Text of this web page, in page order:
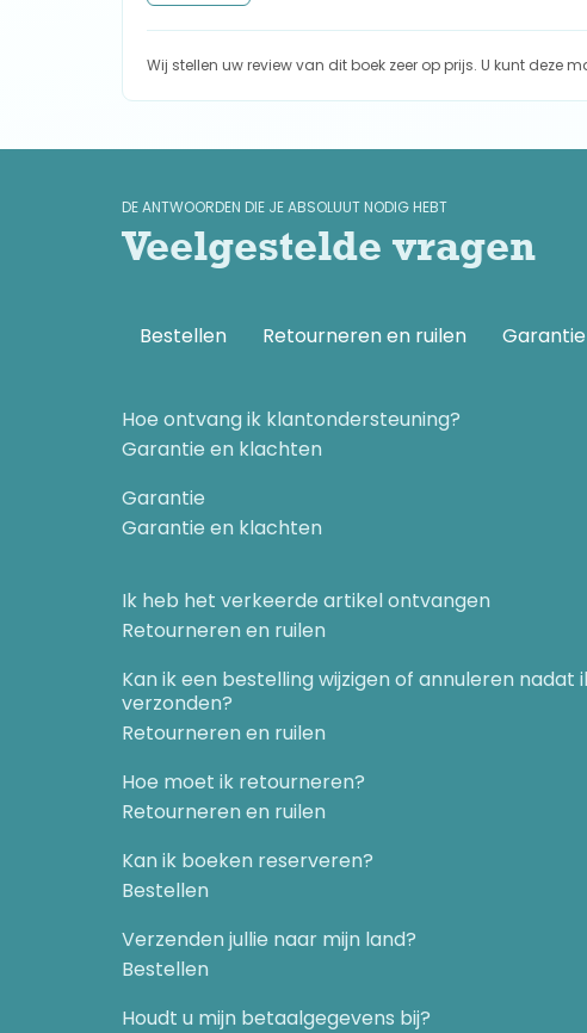
Wij stellen uw review van dit boek zeer op prijs. U kunt deze
DE ANTWOORDEN DIE JE ABSOLUUT NODIG HEBT
Veelgestelde vragen
Bestellen Retourneren en ruilen
Hoe ontvang ik klantondersteuning?
Garantie en klachten
Garantie
Garantie en klachten
Ik heb het verkeerde artikel ontvangen
Retourneren en ruilen
Kan ik een bestelling wijzigen of annuleren nadat
verzonden?
Retourneren en ruilen
Hoe moet ik retourneren?
Retourneren en ruilen
Kan ik boeken reserveren?
Bestellen
Verzenden jullie naar mijn land?
Bestellen
Houdt u mijn betaalgegevens bij?